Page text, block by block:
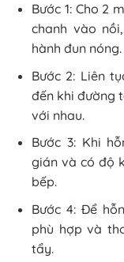
Bước 1: Cho 2
chanh vào
hành đun nóng.
Bước 2: Liên
đến khi đường
với nhau.
Bước 3: Khi
gián và có độ
bếp.
Bước 4: Để
phù hợp và
tẩy.